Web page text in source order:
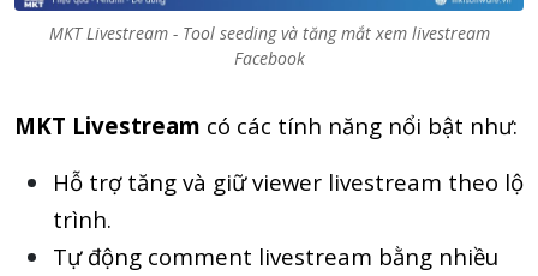
MKT Livestream - Tool seeding và tăng mắt xem livestream
Facebook
MKT Livestream có các tính năng nổi bật như:
Hỗ trợ tăng và giữ viewer livestream theo lộ
trình.
Tự động comment livestream bằng nhiều